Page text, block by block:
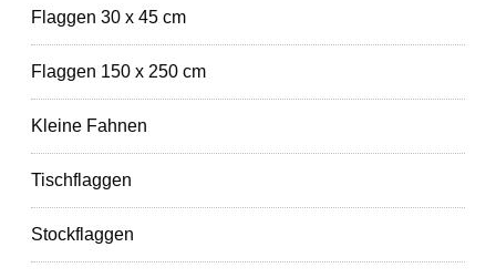
Flaggen 30 x 45 cm
Flaggen 150 x 250 cm
Kleine Fahnen
Tischflaggen
Stockflaggen